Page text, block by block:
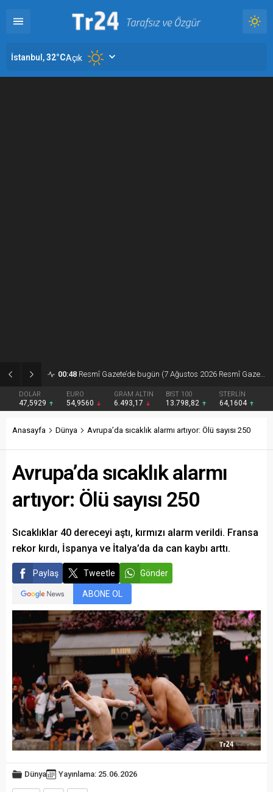
00:48 Resmî Gazete’de bugün (7 Ağustos 2026 Resmî Gazete kararları)
DOLAR
47,5929
EURO
54,9560
GRAM ALTIN
6.493,17
BIST 100
13.798,82
STERLİN
64,1604
İstanbul,32°CAçık
Anasayfa Dünya Avrupa’da sıcaklık alarmı artıyor: Ölü sayısı 250
Avrupa’da sıcaklık alarmı
artıyor: Ölü sayısı 250
Sıcaklıklar 40 dereceyi aştı, kırmızı alarm verildi. Fransa
rekor kırdı, İspanya ve İtalya’da da can kaybı arttı.
Paylaş Tweetle Gönder
ABONE OL
Dünya Yayınlama: 25.06.2026